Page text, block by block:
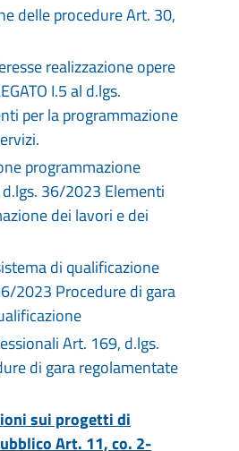
delle procedure Art. 30,
realizzazione opere
I.5 al d.lgs.
per la programmazione
programmazione
d.lgs. 36/2023 Elementi
dei lavori e dei
di qualificazione
2023 Procedure di gara
Art. 169, d.lgs.
di gara regolamentate
sui progetti di
Art. 11, co. 2-